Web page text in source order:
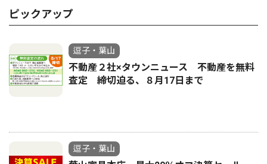
ピックアップ
逗子・葉山
不動産２社×タウンニュース 不動産を無料
査定 締切迫る、８月17日まで
逗子・葉山